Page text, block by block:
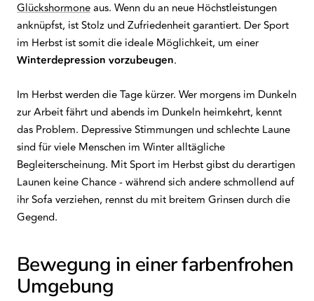
Glückshormoneaus. Wenn du an neue Höchstleistungen
anknüpfst, ist Stolz und Zufriedenheit garantiert. Der Sport
im Herbst ist somit die ideale Möglichkeit, um einer
Winterdepression vorzubeugen.
Im Herbst werden die Tage kürzer. Wer morgens im Dunkeln
zur Arbeit fährt und abends im Dunkeln heimkehrt, kennt
das Problem. Depressive Stimmungen und schlechte Laune
sind für viele Menschen im Winter alltägliche
Begleiterscheinung. Mit Sport im Herbst gibst du derartigen
Launen keine Chance - während sich andere schmollend auf
ihr Sofa verziehen, rennst du mit breitem Grinsen durch die
Gegend.
Bewegung in einer farbenfrohen
Umgebung